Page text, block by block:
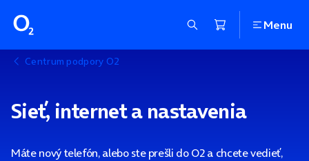
Menu
Centrum podpory O2
Sieť, internet a nastavenia
Máte nový telefón, alebo ste prešli do O2 a chcete vedieť,